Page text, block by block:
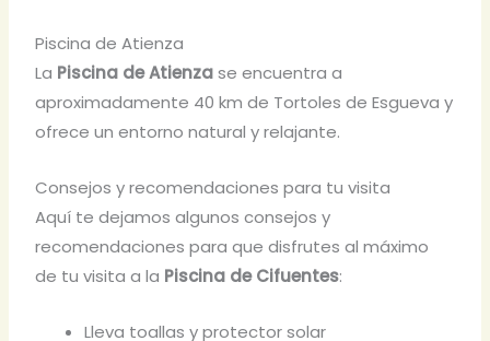
Piscina de Atienza
La Piscina de Atienzase encuentra a
aproximadamente 40 km de Tortoles de Esgueva y
ofrece un entorno natural y relajante.
Consejos y recomendaciones para tu visita
Aquí te dejamos algunos consejos y
recomendaciones para que disfrutes al máximo
de tu visita a la Piscina de Cifuentes:
Lleva toallas y protector solar